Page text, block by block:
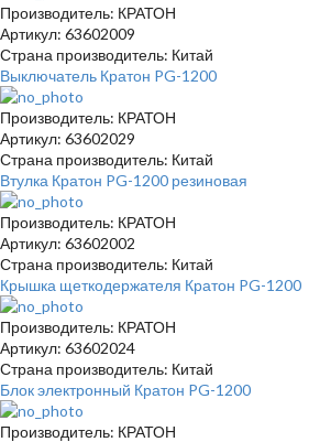
Производитель: КРАТОН
Артикул: 63602009
Страна производитель: Китай
Выключатель Кратон PG-1200
Производитель: КРАТОН
Артикул: 63602029
Страна производитель: Китай
Втулка Кратон PG-1200 резиновая
Производитель: КРАТОН
Артикул: 63602002
Страна производитель: Китай
Крышка щеткодержателя Кратон PG-1200
Производитель: КРАТОН
Артикул: 63602024
Страна производитель: Китай
Блок электронный Кратон PG-1200
Производитель: КРАТОН